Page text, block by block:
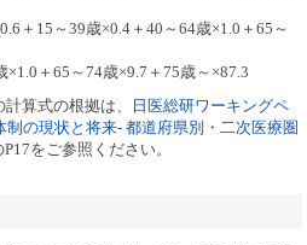
＋15～39歳×0.4＋40～64歳×1.0＋65～
＋65～74歳×9.7＋75歳～×87.3
算式の根拠は、
日医総研ワーキングペ
の現状と将来- 都道府県別・二次医療圏
P17をご参照ください。